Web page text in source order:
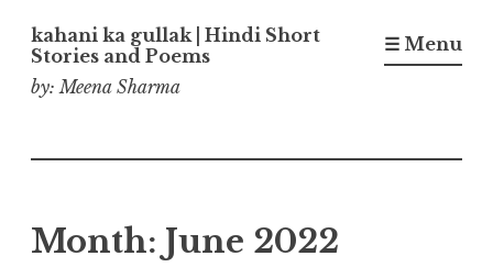
kahani ka gullak | Hindi Short
Stories and Poems
by: Meena Sharma
☰ Menu
Month: June 2022